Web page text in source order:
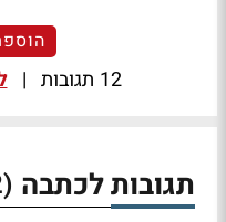
12 תגובות |
תגובות לכתבה (12)